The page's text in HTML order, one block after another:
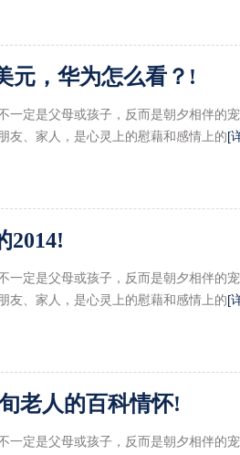
元，华为怎么看？!
一定是父母或孩子，反而是朝夕相伴的
友、家人，是心灵上的慰藉和感情上的[
2014!
一定是父母或孩子，反而是朝夕相伴的
友、家人，是心灵上的慰藉和感情上的[
老人的百科情怀!
一定是父母或孩子，反而是朝夕相伴的